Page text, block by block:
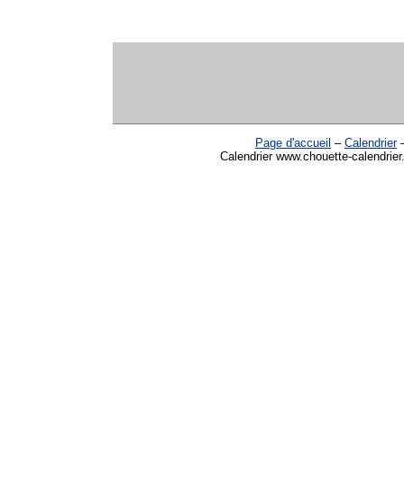
Page d'accueil – Calendrier
Calendrier www.chouette-